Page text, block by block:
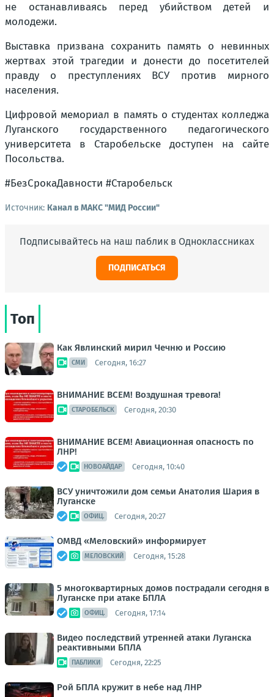
не останавливаясь перед убийством детей и
молодежи.
Выставка призвана сохранить память о невинных
жертвах этой трагедии и донести до посетителей
правду о преступлениях ВСУ против мирного
населения.
Цифровой мемориал в память о студентах колледжа
Луганского государственного педагогического
университета в Старобельске доступен на сайте
Посольства.
#БезСрокаДавности #Старобельск
Источник: Канал в МАКС "МИД России"
Подписывайтесь на наш паблик в Одноклассниках
ПОДПИСАТЬСЯ
Топ
Как Явлинский мирил Чечню и Россию
СМИ Сегодня, 16:27
ВНИМАНИЕ ВСЕМ! Воздушная тревога!
СТАРОБЕЛЬСК Сегодня, 20:30
ВНИМАНИЕ ВСЕМ! Авиационная опасность по
ЛНР!
НОВОАЙДАР Сегодня, 10:40
ВСУ уничтожили дом семьи Анатолия Шария в
Луганске
ОФИЦ. Сегодня, 20:27
ОМВД «Меловский» информирует
МЕЛОВСКИЙ Сегодня, 15:28
5 многоквартирных домов пострадали сегодня в
Луганске при атаке БПЛА
ОФИЦ. Сегодня, 17:14
Видео последствий утренней атаки Луганска
реактивными БПЛА
ПАБЛИКИ Сегодня, 22:25
Рой БПЛА кружит в небе над ЛНР